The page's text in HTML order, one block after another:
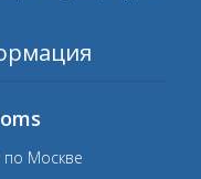
по Москве